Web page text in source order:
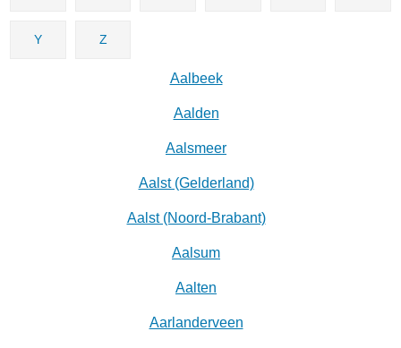
Y Z
Aalbeek
Aalden
Aalsmeer
Aalst (Gelderland)
Aalst (Noord-Brabant)
Aalsum
Aalten
Aarlanderveen